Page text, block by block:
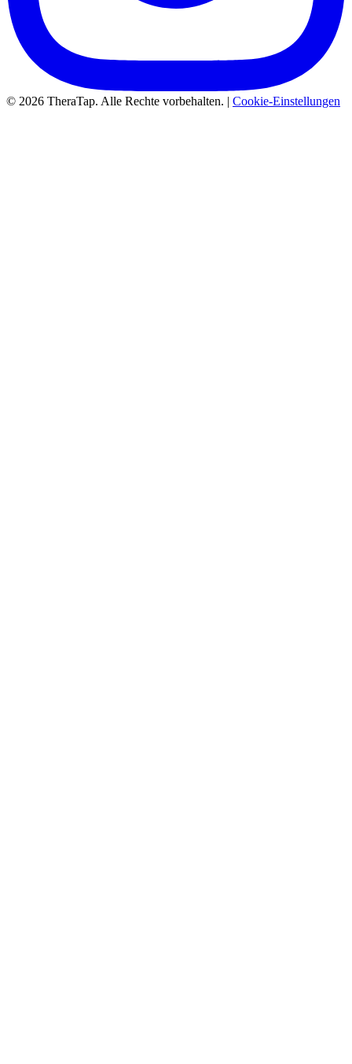
© 2026 TheraTap. Alle Rechte vorbehalten. | Cookie-Einstellungen